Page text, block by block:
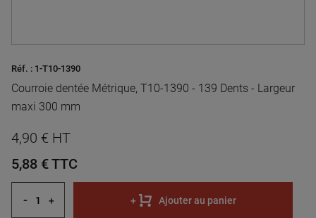
Réf. : 1-T10-1390
Courroie dentée Métrique, T10-1390 - 139 Dents - Largeur
maxi 300 mm
4,90 € HT
5,88 €TTC
- + + Ajouter au panier